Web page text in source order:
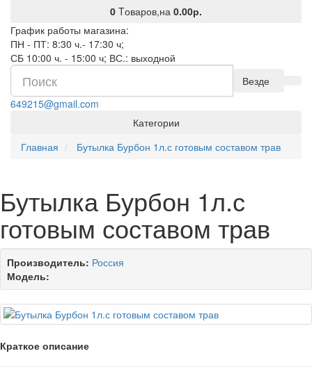
0 Tоваров,на 0.00р.
График работы магазина:
ПН - ПТ: 8:30 ч.- 17:30 ч;
СБ 10:00 ч. - 15:00 ч; ВС.: выходной
Везде
649215@gmail.com
Категории
Главная
Бутылка Бурбон 1л.с готовым составом трав
Бутылка Бурбон 1л.с
готовым составом трав
Производитель: Россия
Модель:
Краткое описание